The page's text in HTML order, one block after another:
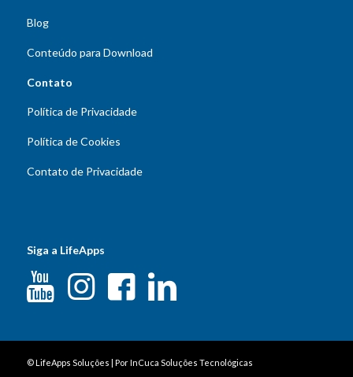
Blog
Conteúdo para Download
Contato
Política de Privacidade
Política de Cookies
Contato de Privacidade
Siga a LifeApps
©LifeApps Soluções | PorInCuca Soluções Tecnológicas